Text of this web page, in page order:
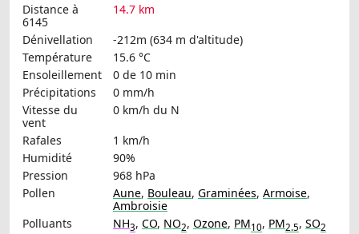
Distance à
6145
14.7 km
Dénivellation
-212m (634 m d'altitude)
Température
15.6 °C
Ensoleillement
0 de 10 min
Précipitations
0 mm/h
Vitesse du
vent
0 km/h du N
Rafales
1 km/h
Humidité
90%
Pression
968 hPa
Pollen
Aune, Bouleau, Graminées, Armoise,
Ambroisie
Polluants
NH3, CO, NO2, Ozone, PM10, PM2.5, SO2